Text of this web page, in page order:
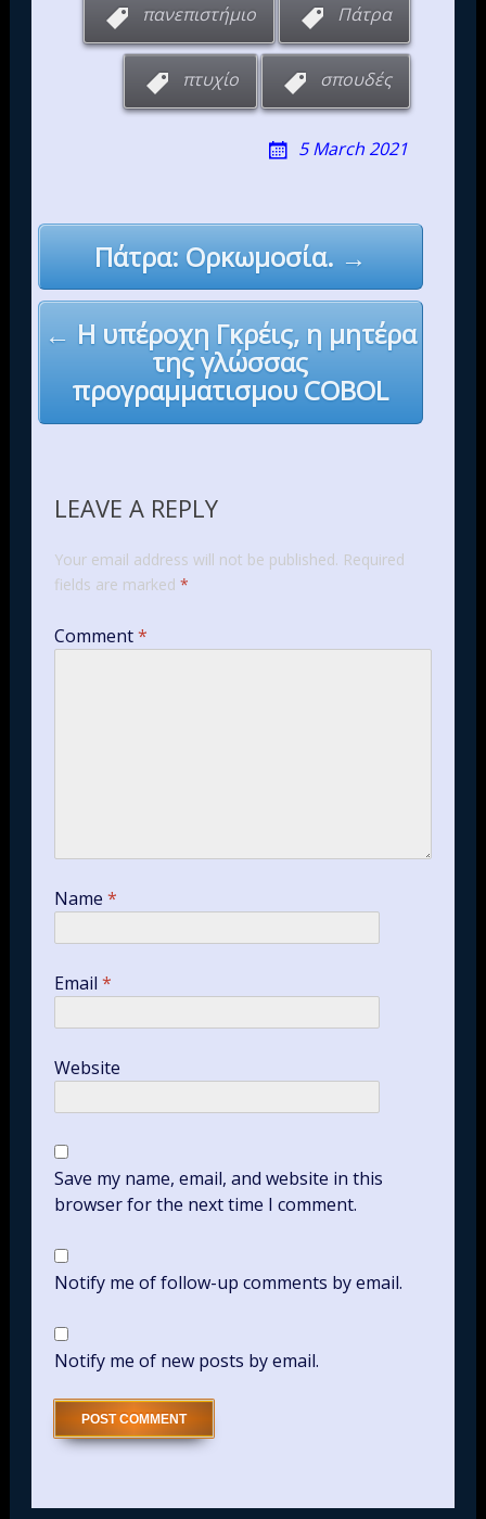
πανεπιστήμιο Πάτρα
πτυχίο σπουδές
5 March 2021
Post
navigation
Πάτρα: Ορκωμοσία. →
← Η υπέροχη Γκρέις, η μητέρα
της γλώσσας
προγραμματισμου COBOL
LEAVE A REPLY
Your email address will not be published. Required
fields are marked *
Comment*
Name *
Email *
Website
Save my name, email, and website in this
browser for the next time I comment.
Notify me of follow-up comments by email.
Notify me of new posts by email.